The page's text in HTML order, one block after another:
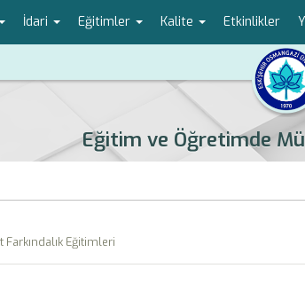
İdari Eğitimler Kalite Etkinlikler
Eğitim ve Öğretimde
Eğitimleri